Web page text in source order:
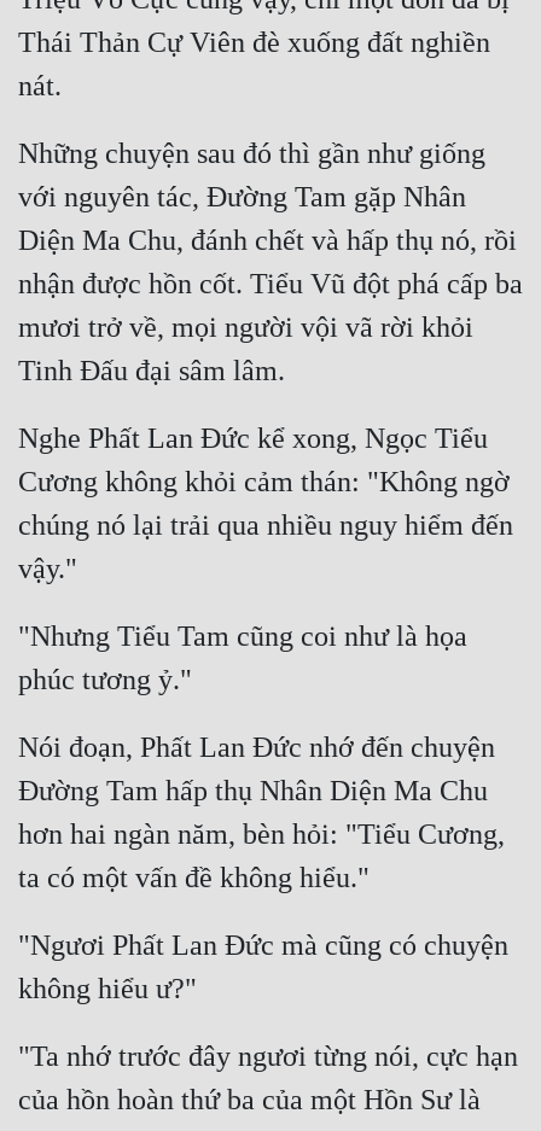
Thái Thản Cự Viên đè xuống đất nghiền
Những chuyện sau đó thì gần như giống
với nguyên tác, Đường Tam gặp Nhân
Diện Ma Chu, đánh chết và hấp thụ nó, rồi
nhận được hồn cốt. Tiểu Vũ đột phá cấp ba
mươi trở về, mọi người vội vã rời khỏi
Nghe Phất Lan Đức kể xong, Ngọc Tiểu
Cương không khỏi cảm thán: "Không ngờ
chúng nó lại trải qua nhiều nguy hiểm đến
"Nhưng Tiểu Tam cũng coi như là họa
Nói đoạn, Phất Lan Đức nhớ đến chuyện
Đường Tam hấp thụ Nhân Diện Ma Chu
hơn hai ngàn năm, bèn hỏi: "Tiểu Cương,
"Ngươi Phất Lan Đức mà cũng có chuyện
"Ta nhớ trước đây ngươi từng nói, cực hạn
của hồn hoàn thứ ba của một Hồn Sư là